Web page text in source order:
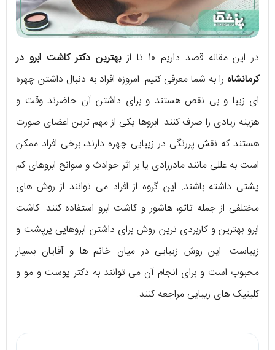
در این مقاله قصد داریم 10 تا از
بهترین دکتر کاشت ابرو در
کرمانشاه را به شما معرفی کنیم. امروزه افراد به دنبال داشتن چهره
ای زیبا و بی نقص هستند و برای داشتن آن حاضرند وقت و
هزینه زیادی را صرف کنند. ابروها یکی از مهم ترین اعضای صورت
هستند که نقش پررنگی در زیبایی چهره دارند، برخی افراد ممکن
است به عللی مانند مادرزادی یا بر اثر حوادث و سوانح ابروهای کم
پشتی داشته باشند. این گروه از افراد می توانند از روش های
مختلفی از جمله تاتو، هاشور و کاشت ابرو استفاده کنند. کاشت
ابرو بهترین و کاربردی ترین روش برای داشتن ابروهایی پرپشت و
زیباست. این روش زیبایی در میان خانم ها و آقایان بسیار
محبوب است و برای انجام آن می توانند به دکتر پوست و مو و
کلینیک های زیبایی مراجعه کنند.